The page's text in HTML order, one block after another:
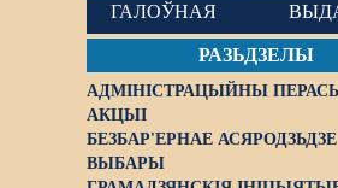
ГАЛОЎНАЯ
РАЗЬДЗЕЛЫ
АДМІНІСТРАЦЫЙНЫ
АКЦЫІ
БЕЗБАР'ЕРНАЕ АСЯРОДЗЬДЗЕ
ВЫБАРЫ